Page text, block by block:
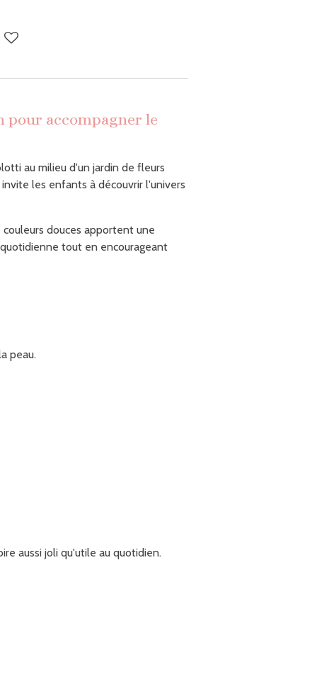
pour accompagner le
au milieu d'un jardin de fleurs
les enfants à découvrir l'univers
douces apportent une
tout en encourageant
peau.
aussi joli qu'utile au quotidien.